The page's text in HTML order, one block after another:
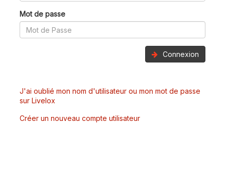
Mot de passe
Connexion
J'ai oublié mon nom d'utilisateur ou mon mot de passe
sur Livelox
Créer un nouveau compte utilisateur